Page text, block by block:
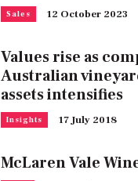
Sales 12 October 2023
Values rise as
Australian
assets intensifies
Insights 17 July 2018
McLaren Vale